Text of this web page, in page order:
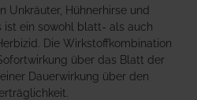
Unkräuter, Hühnerhirse und
ist ein sowohl blatt- als auch
Die Wirkstoffkombination
über das Blatt der
Dauerwirkung über den